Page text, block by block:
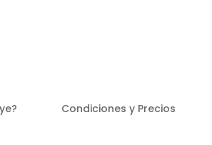
Condiciones y Precios